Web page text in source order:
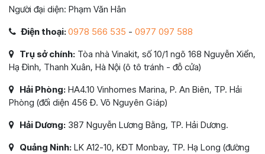
Người đại diện: Phạm Văn Hân
Điện thoại:0978 566 535 - 0977 097 588
Trụ sở chính: Tòa nhà Vinakit, số 10/1 ngõ 168 Nguyễn Xiển,
Hạ Đình, Thanh Xuân, Hà Nội (ô tô tránh - đỗ cửa)
Hải Phòng: HA4.10 Vinhomes Marina, P. An Biên, TP. Hải
Phòng (đối diện 456 Đ. Võ Nguyên Giáp)
Hải Dương: 387 Nguyễn Lương Bằng, TP. Hải Dương.
Quảng Ninh: LK A12-10, KĐT Monbay, TP. Hạ Long (đường